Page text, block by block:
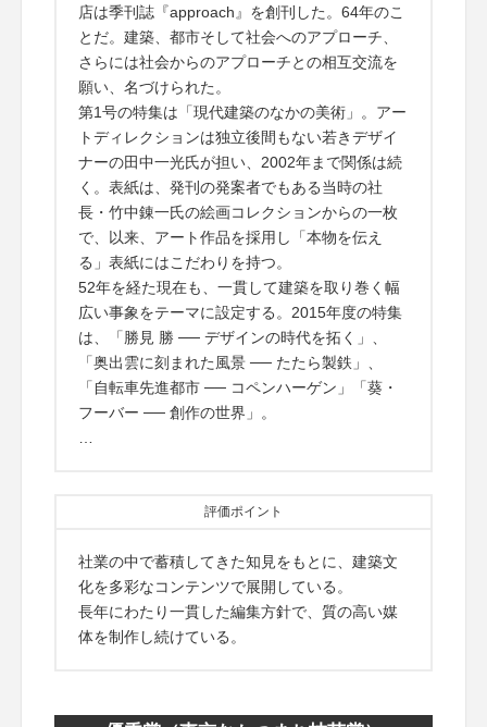
店は季刊誌『approach』を創刊した。64年のこ
とだ。建築、都市そして社会へのアプローチ、
さらには社会からのアプローチとの相互交流を
願い、名づけられた。
第1号の特集は「現代建築のなかの美術」。アー
トディレクションは独立後間もない若きデザイ
ナーの田中一光氏が担い、2002年まで関係は続
く。表紙は、発刊の発案者でもある当時の社
長・竹中錬一氏の絵画コレクションからの一枚
で、以来、アート作品を採用し「本物を伝え
る」表紙にはこだわりを持つ。
52年を経た現在も、一貫して建築を取り巻く幅
広い事象をテーマに設定する。2015年度の特集
は、「勝見 勝 ── デザインの時代を拓く」、
「奥出雲に刻まれた風景 ── たたら製鉄」、
「自転車先進都市 ── コペンハーゲン」「葵・
フーバー ── 創作の世界」。
評価ポイント
社業の中で蓄積してきた知見をもとに、建築文
化を多彩なコンテンツで展開している。
長年にわたり一貫した編集方針で、質の高い媒
体を制作し続けている。